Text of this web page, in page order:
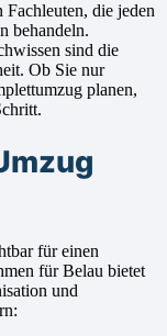
Fachleuten, die jeden
behandeln.
sind die
Ob Sie nur
planen,
für einen
für Belau bietet
und